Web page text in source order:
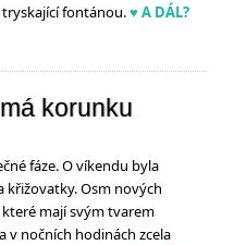
fontánou.♥ A DÁL?
korunku
fáze. O víkendu byla
Osm nových
mají svým tvarem
nočních hodinách zcela